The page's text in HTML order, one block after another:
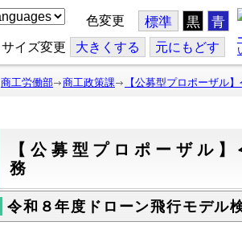
色変更 標準 黒 青
サイズ変更 大きくする 元にもどす
商工労働部 商工政策課 【公募型プロポーザル
【公募型プロポーザル
務
令和８年度ドローン飛行モデル